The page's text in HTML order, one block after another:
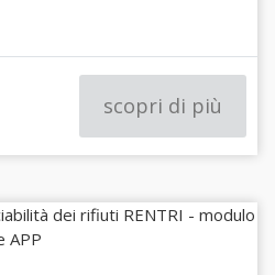
scopri di più